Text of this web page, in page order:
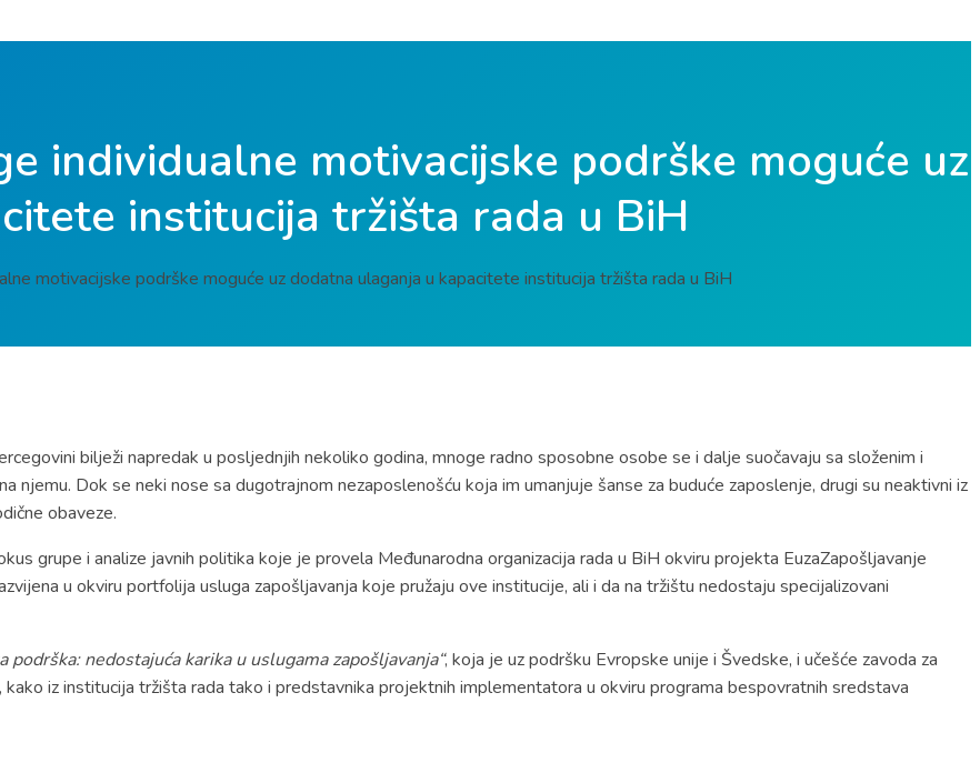
individualne motivacijske podrške moguće uz
institucija tržišta rada u BiH
motivacijske podrške moguće uz dodatna ulaganja u kapacitete institucija tržišta rada u BiH
bilježi napredak u posljednjih nekoliko godina, mnoge radno sposobne osobe se i dalje suočavaju sa složenim i
njemu. Dok se neki nose sa dugotrajnom nezaposlenošću koja im umanjuje šanse za buduće zaposlenje, drugi su neaktivni iz
obaveze.
grupe i analize javnih politika koje je provela Međunarodna organizacija rada u BiH okviru projekta EuzaZapošljavanje
u okviru portfolija usluga zapošljavanja koje pružaju ove institucije, ali i da na tržištu nedostaju specijalizovani
podrška: nedostajuća karika u uslugama zapošljavanja“, koja je uz podršku Evropske unije i Švedske, i učešće zavoda za
iz institucija tržišta rada tako i predstavnika projektnih implementatora u okviru programa bespovratnih sredstava